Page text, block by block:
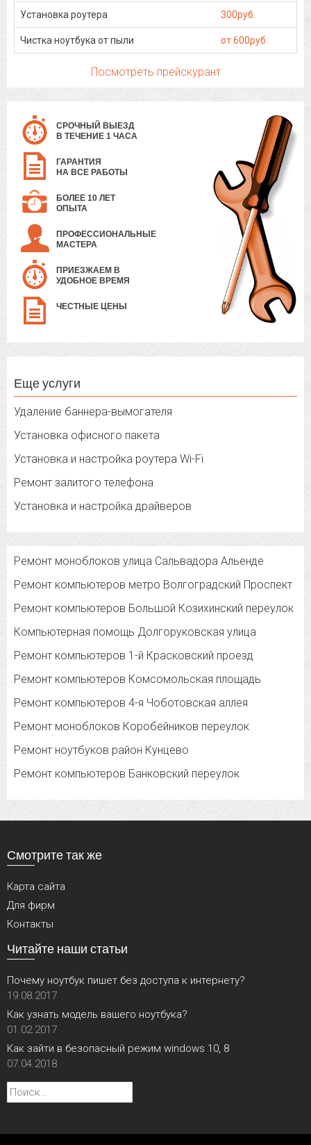
Установка роутера 300руб.
Чистка ноутбука от пыли от 600руб.
Посмотреть прейскурант
СРОЧНЫЙ ВЫЕЗД
В ТЕЧЕНИЕ 1 ЧАСА
ГАРАНТИЯ
НА ВСЕ РАБОТЫ
БОЛЕЕ 10 ЛЕТ
ОПЫТА
ПРОФЕССИОНАЛЬНЫЕ
МАСТЕРА
ПРИЕЗЖАЕМ В
УДОБНОЕ ВРЕМЯ
ЧЕСТНЫЕ ЦЕНЫ
Еще услуги
Удаление баннера-вымогателя
Установка офисного пакета
Установка и настройка роутера Wi-Fi
Ремонт залитого телефона
Установка и настройка драйверов
Ремонт моноблоков улица Сальвадора Альенде
Ремонт компьютеров метро Волгоградский Проспект
Ремонт компьютеров Большой Козихинский переулок
Компьютерная помощь Долгоруковская улица
Ремонт компьютеров 1-й Красковский проезд
Ремонт компьютеров Комсомольская площадь
Ремонт компьютеров 4-я Чоботовская аллея
Ремонт моноблоков Коробейников переулок
Ремонт ноутбуков район Кунцево
Ремонт компьютеров Банковский переулок
Смотрите так же
Карта сайта
Для фирм
Контакты
Читайте наши статьи
Почему ноутбук пишет без доступа к интернету?
19.08.2017
Как узнать модель вашего ноутбука?
01.02.2017
Как зайти в безопасный режим windows 10, 8
07.04.2018
Найти: